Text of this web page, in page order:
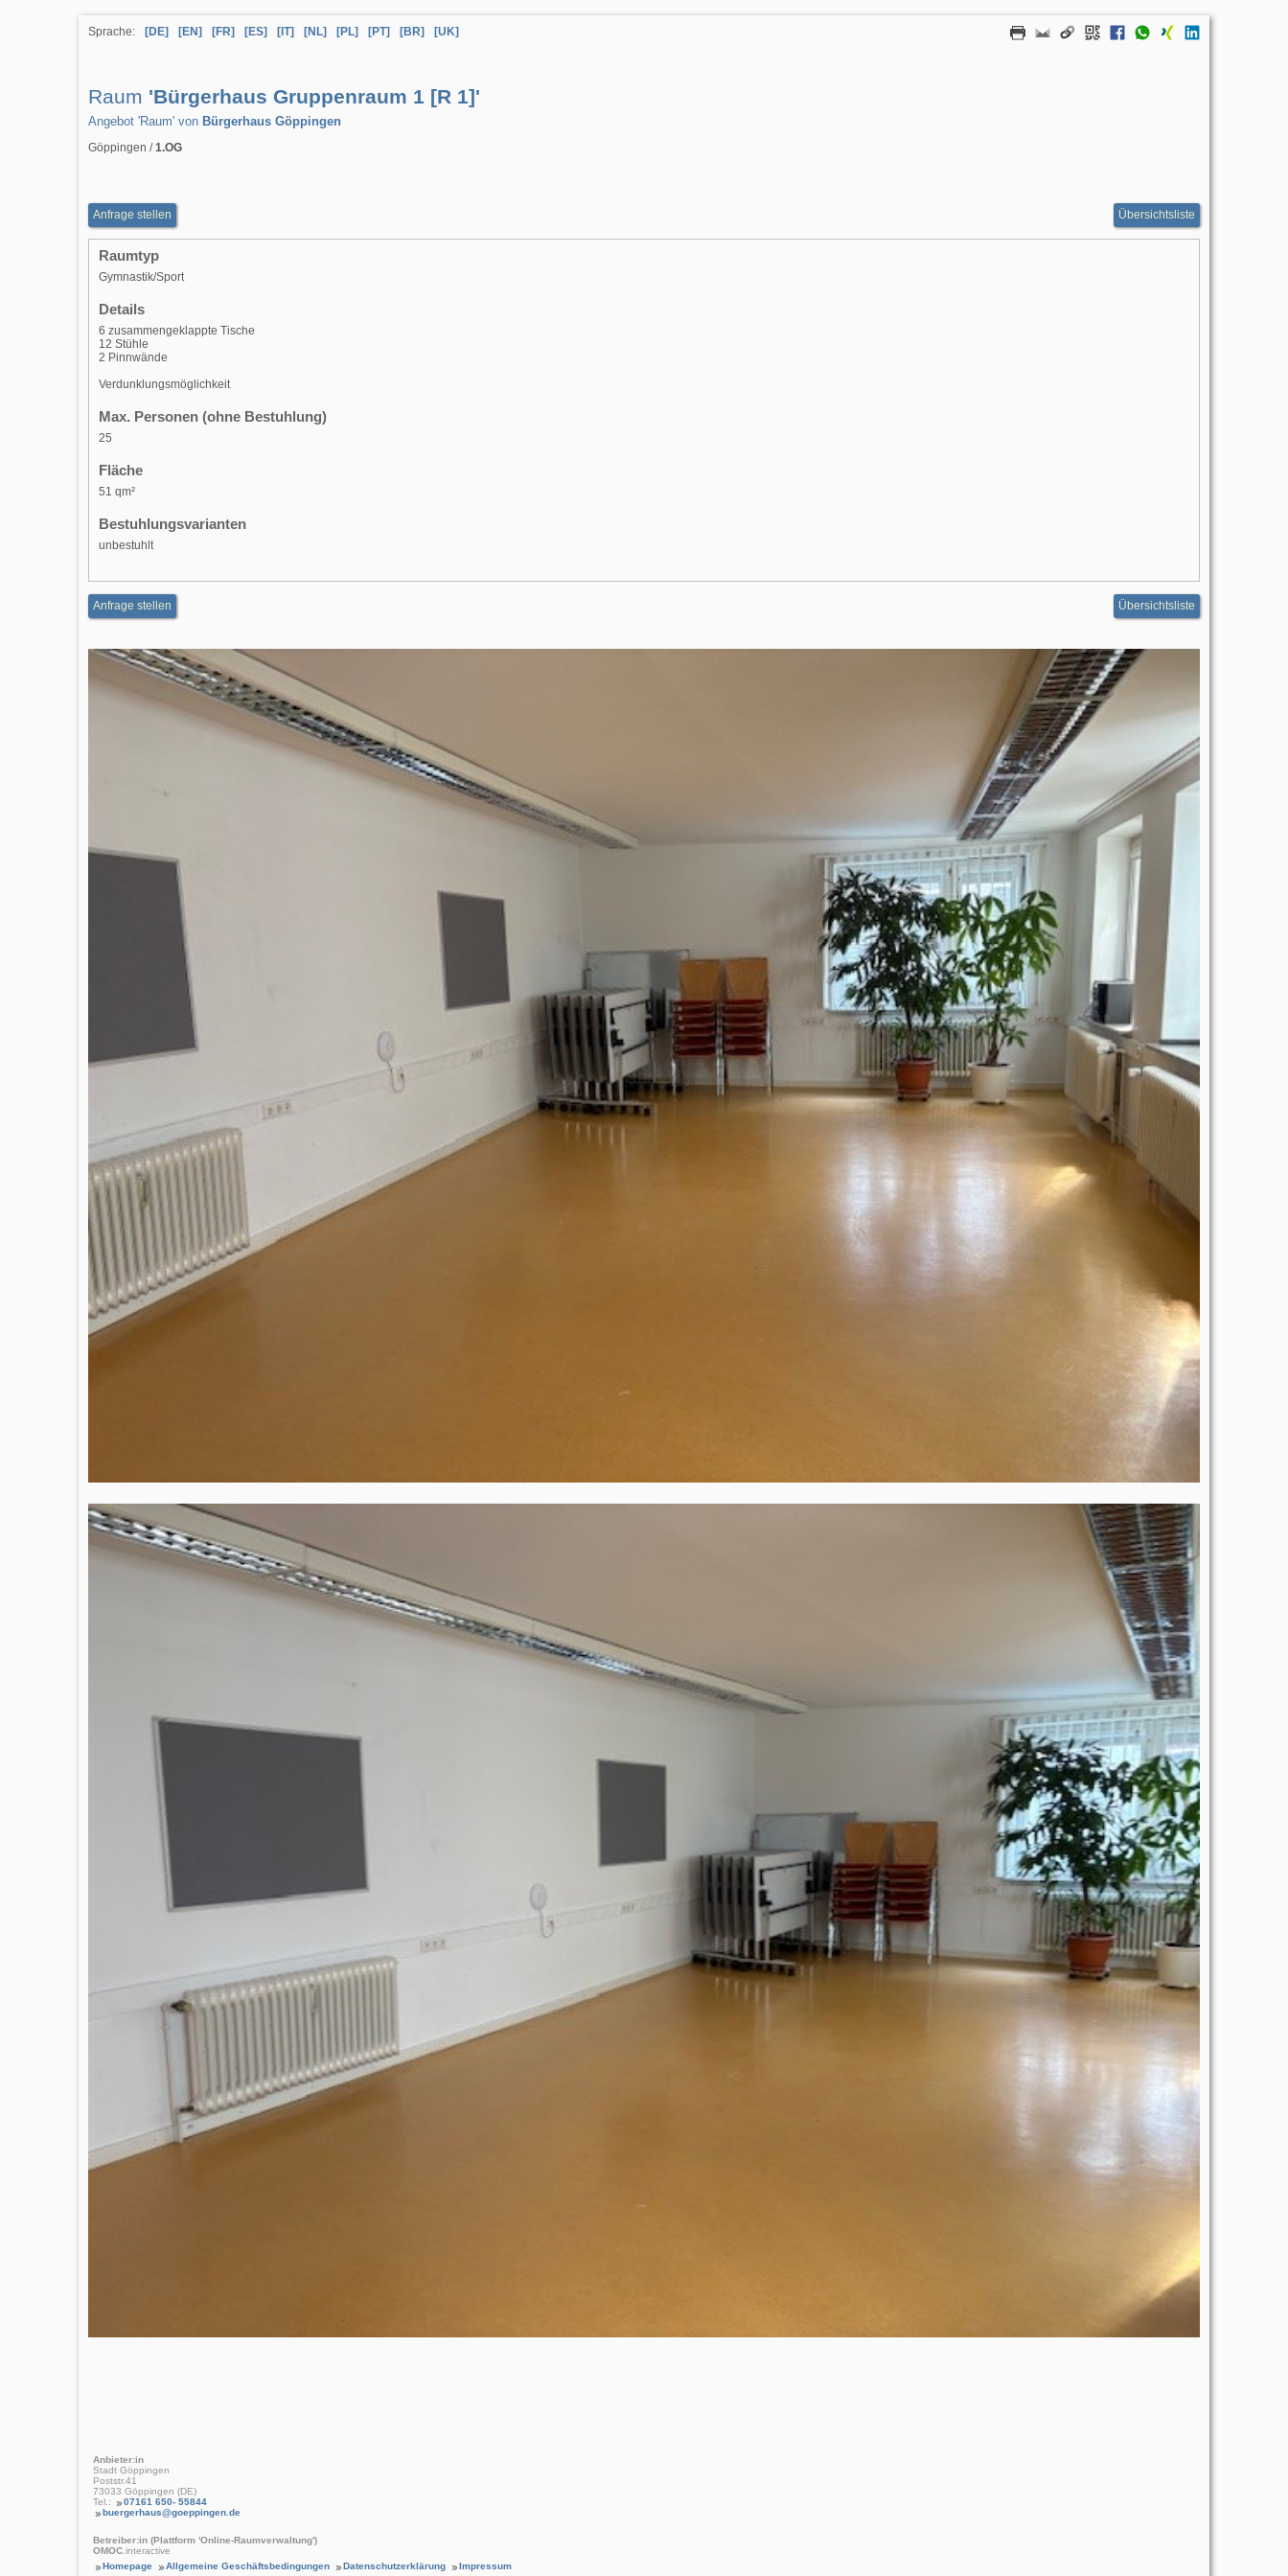
Sprache: [DE] [EN] [FR] [ES] [IT] [NL] [PL] [PT] [BR] [UK]
Raum 'Bürgerhaus Gruppenraum 1 [R 1]'
Angebot 'Raum' von Bürgerhaus Göppingen
Göppingen /1.OG
Anfrage stellen Übersichtsliste
Raumtyp
Gymnastik/Sport
Details
6 zusammengeklappte Tische
12 Stühle
2 Pinnwände
Verdunklungsmöglichkeit
Max. Personen (ohne Bestuhlung)
25
Fläche
51 qm²
Bestuhlungsvarianten
unbestuhlt
Anfrage stellen Übersichtsliste
Anbieter:in
Stadt Göppingen
Poststr.41
73033 Göppingen (DE)
Tel.:
07161 650- 55844
buergerhaus@goeppingen.de
Betreiber:in (Plattform 'Online-Raumverwaltung')
OMOC .interactive
Homepage
Allgemeine Geschäftsbedingungen Datenschutzerklärung Impressum